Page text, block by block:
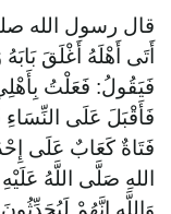
قال رسول الله
أَتَى أَهْلَهُ أَغْلَقَ
فَيَقُولُ: فَعَلْتُ
فَأَقْبَلَ عَلَى
فَتَاةٌ كَعَابٌ عَلَى
اللهِ صَلَّى اللَّهُ
وَاللَّهِ إِنَّهُمْ